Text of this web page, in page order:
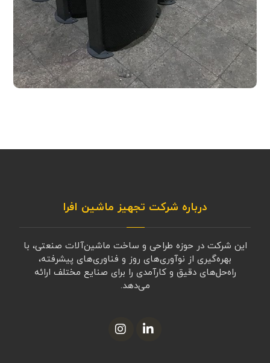
درباره شرکت تجهیز ماشین افرا
این شرکت در حوزه طراحی و ساخت ماشین‌آلات صنعتی، با
بهره‌گیری از نوآوری‌های روز و فناوری‌های پیشرفته،
راه‌حل‌های دقیق و کارآمدی را برای صنایع مختلف ارائه
می‌دهد.